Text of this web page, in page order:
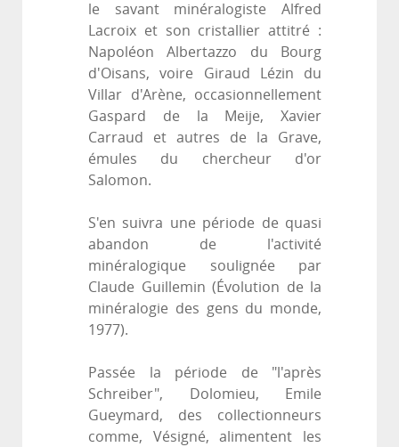
le savant minéralogiste Alfred
Lacroix et son cristallier attitré :
Napoléon Albertazzo du Bourg
d'Oisans, voire Giraud Lézin du
Villar d'Arène, occasionnellement
Gaspard de la Meije, Xavier
Carraud et autres de la Grave,
émules du chercheur d'or
Salomon.
S'en suivra une période de quasi
abandon de l'activité
minéralogique soulignée par
Claude Guillemin (Évolution de la
minéralogie des gens du monde,
1977).
Passée la période de "l'après
Schreiber", Dolomieu, Emile
Gueymard, des collectionneurs
comme, Vésigné, alimentent les